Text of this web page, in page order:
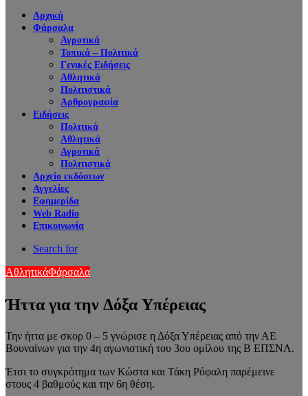
Αρχική
Φάρσαλα
Αγροτικά
Τοπικά – Πολιτικά
Γενικές Ειδήσεις
Αθλητικά
Πολιτιστικά
Αρθρογραφία
Ειδήσεις
Πολιτικά
Αθλητικά
Αγροτικά
Πολιτιστικά
Αρχείο εκδόσεων
Αγγελίες
Εφημερίδα
Web Radio
Επικοινωνία
Search for
ΑθλητικάΦάρσαλα
Ήττα για την Δόξα Υπέρειας
Την ήττα με σκορ 0 – 5 γνώρισε η Δόξα Υπέρειας από την ΑΕ
Βουναίνων για την 4η αγωνιστική του 3ου ομίλου της Β ΕΠΣΝΛ.
Έτσι το συγκρότημα των Κώστα και Τάκη Ρόφαλη παρέμεινε
στους 4 βαθμούς και την 6η θέση.